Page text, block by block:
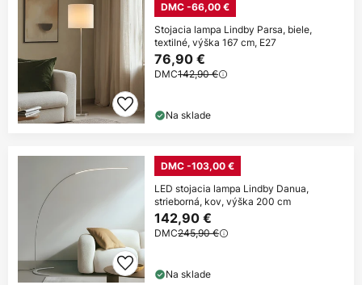
DMC -66,00 €
Stojacia lampa Lindby Parsa, biele,
textilné, výška 167 cm, E27
76,90 €
DMC142,90 €
Na sklade
DMC -103,00 €
LED stojacia lampa Lindby Danua,
strieborná, kov, výška 200 cm
142,90 €
DMC245,90 €
Na sklade